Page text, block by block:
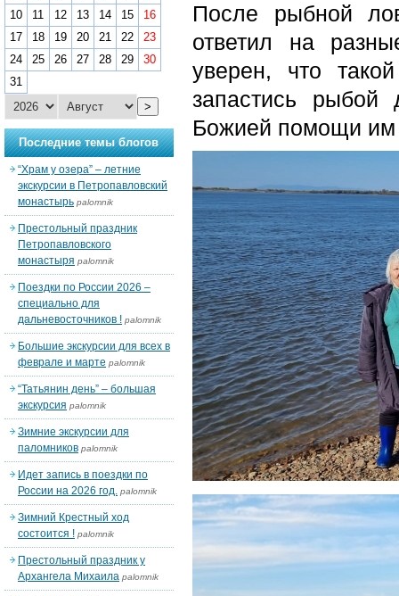
После рыбной
ответил на
уверен, что
запастись
Божией помощи им
10
11 12 13 14 15
16
17
18 19 20 21 22
23
24
25 26 27 28 29
30
31
>
Последние темы блогов
“Храм у озера” – летние
экскурсии в Петропавловский
монастырь palomnik
Престольный праздник
Петропавловского
монастыря palomnik
Поездки по России 2026 –
специально для
дальневосточников ! palomnik
Большие экскурсии для всех в
феврале и марте palomnik
“Татьянин день” – большая
экскурсия palomnik
Зимние экскурсии для
паломников palomnik
Идет запись в поездки по
России на 2026 год. palomnik
Зимний Крестный ход
состоится ! palomnik
Престольный праздник у
Архангела Михаила palomnik